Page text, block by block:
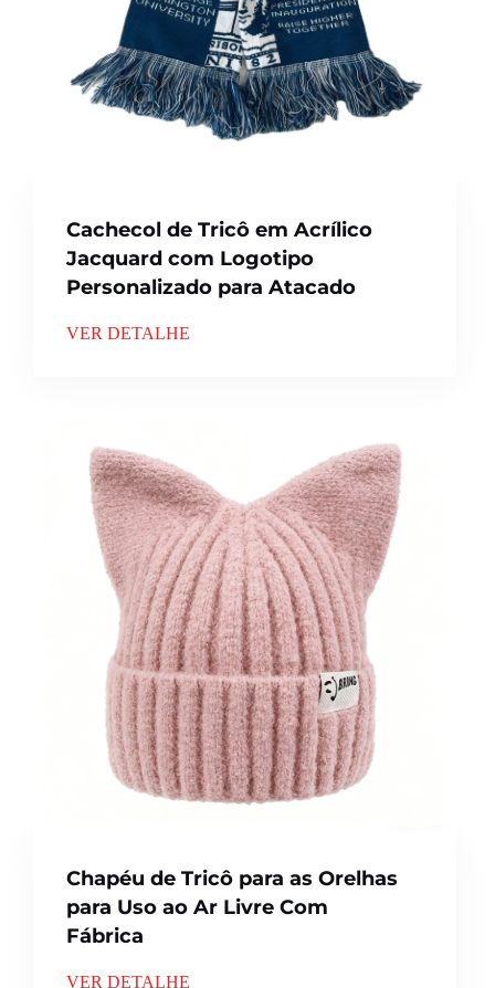
Cachecol de Tricô em Acrílico
Jacquard com Logotipo
Personalizado para Atacado
VER DETALHE
Chapéu de Tricô para as Orelhas
para Uso ao Ar Livre Com
Fábrica
VER DETALHE